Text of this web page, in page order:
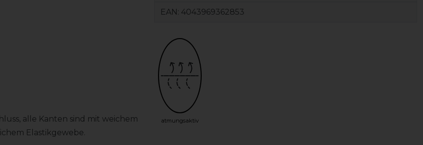
alle Kanten sind mit weichem
Elastikgewebe.
EAN: 4043969362853
atmungsaktiv